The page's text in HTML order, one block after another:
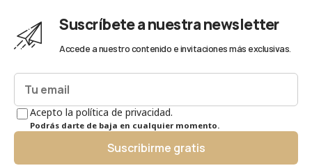
Suscríbete a nuestra newsletter
Accede a nuestro contenido e invitaciones más exclusivas.
Acepto la política de privacidad.
Podrás darte de baja en cualquier momento.
Suscribirme gratis